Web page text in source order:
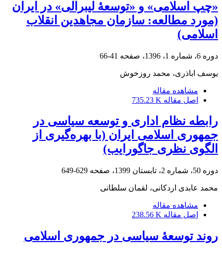
«چپ اسلامی» و «توسعۀ لیبرالی» در ایران
(مورد مطالعه: سازمان مجاهدین انقلاب
اسلامی)
دوره 6، شماره 1، 1396، صفحه 41-66
یوسف اباذری، محمد روزخوش
مشاهده مقاله
اصل مقاله 735.23 K
رابطه نظام اداری و توسعه سیاسی در
جمهوری اسلامی ایران (با بهره‌گیری از
الگوی نظری جاگورایب)
دوره 50، شماره 2، تابستان 1399، صفحه 629-649
محمد عابدی اردکانی، لقمان سلطانی
مشاهده مقاله
اصل مقاله 238.56 K
روند توسعۀ سیاسی در جمهوری اسلامی